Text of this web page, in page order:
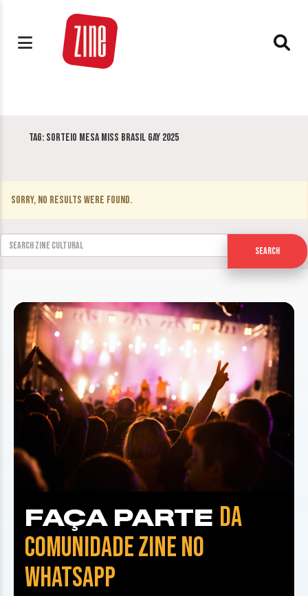
Tag: Sorteio Mesa Miss Brasil Gay 2025
Sorry, no results were found.
Search for:
Search
FAÇA PARTE DA
COMUNIDADE ZINE NO
WHATSAPP